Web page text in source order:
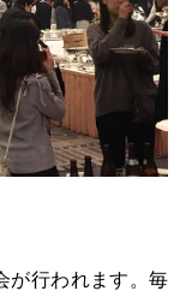
が行われます。毎